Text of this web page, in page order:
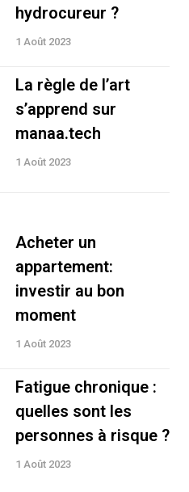
hydrocureur ?
1 Août 2023
La règle de l’art
s’apprend sur
manaa.tech
1 Août 2023
Acheter un
appartement:
investir au bon
moment
1 Août 2023
Fatigue chronique :
quelles sont les
personnes à risque ?
1 Août 2023